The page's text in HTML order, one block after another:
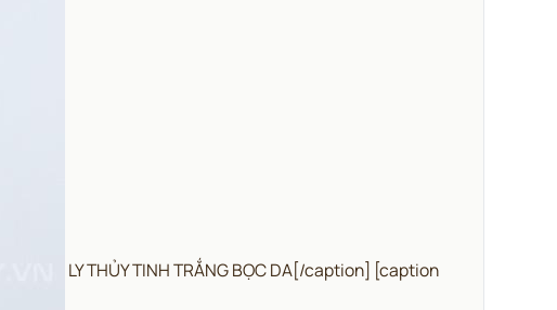
LY THỦY TINH TRẮNG BỌC DA[/caption] [caption